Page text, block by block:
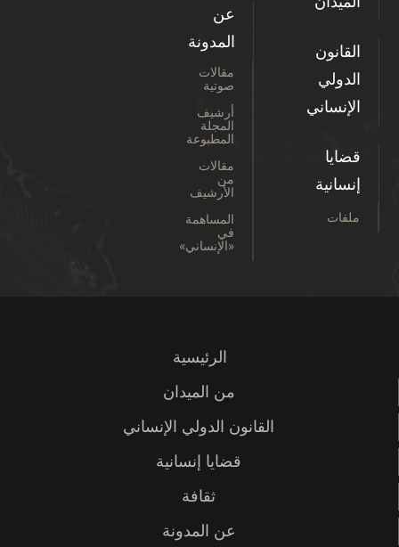
القانون
الدولي
الإنساني
قضايا
إنسانية
ملفات
عن
المدونة
مقالات
صوتية
أرشيف
المجلة
المطبوعة
مقالات
من
الأرشيف
المساهمة
في
«الإنساني»
الرئيسية
من الميدان
القانون الدولي الإنساني
قضايا إنسانية
ثقافة
عن المدونة